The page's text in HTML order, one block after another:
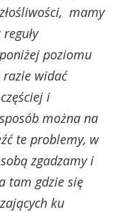
mamy
poziomu
razie widać
i
można na
te problemy, w
zgadzamy i
tam gdzie się
ku